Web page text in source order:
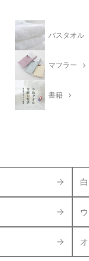
バスタオル
マフラー
書籍